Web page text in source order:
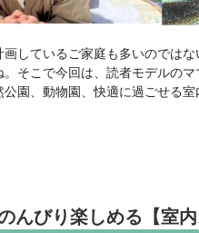
しているご家庭も多いのでは
そこで今回は、読者モデルの
園、動物園、快適に過ごせる
んびり楽しめる【室内